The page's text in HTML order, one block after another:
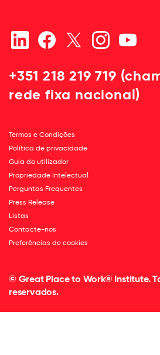
+351 218 219 719
rede fixa nacional)
Termos e Condições
Política de privacidade
Guia do utilizador
Propriedade Intelectual
Perguntas Frequentes
Press Release
Listas
Contacte-nos
Preferências de cookies
© Great Place to Work® Institute.
reservados.